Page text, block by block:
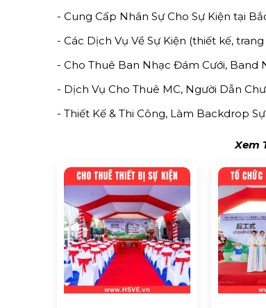
- Cung Cấp Nhân Sự Cho Sự Kiện tại
- Các Dịch Vụ Về Sự Kiện (thiết kế,
- Cho Thuê Ban Nhạc Đám Cưới, Band
- Dịch Vụ Cho Thuê MC, Người Dẫn
- Thiết Kế & Thi Công, Làm Backdrop
Xem